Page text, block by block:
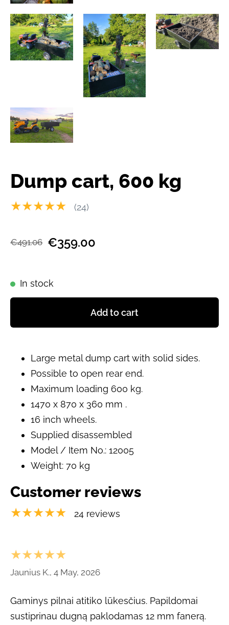
Dump cart, 600 kg
★★★★★ (24)
€491.06 €359.00
In stock
Add to cart
Large metal dump cart with solid sides.
Possible to open rear end.
Maximum loading 600 kg.
1470 x 870 x 360 mm .
16 inch wheels.
Supplied disassembled
Model / Item No.: 12005
Weight: 70 kg
Customer reviews
★★★★★ 24 reviews
★★★★★
Jaunius K., 4 May, 2026
Gaminys pilnai atitiko lūkesčius. Papildomai
sustiprinau dugną paklodamas 12 mm fanerą.